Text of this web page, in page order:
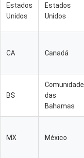
dianteiro
Estados
Unidos
Estados
Unidos
CA Canadá
BS
Comunidade
das
Bahamas
MX México